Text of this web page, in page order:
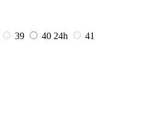
39 40 24h
41